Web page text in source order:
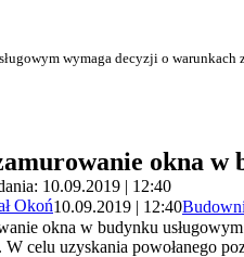
wymaga decyzji o warunkach
okna w
10.09.2019 | 12:40
Okoń10.09.2019 | 12:40
okna w budynku
W celu uzyskania powołanego